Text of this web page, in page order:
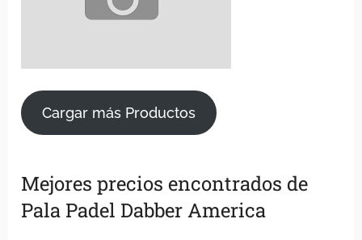
Cargar más Productos
Mejores precios encontrados de
Pala Padel Dabber America